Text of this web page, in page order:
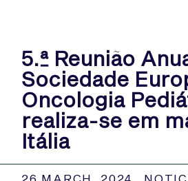
5.ª Reunião
Sociedade
Oncologia
realiza-se em
Itália
26 MARCH, 2024